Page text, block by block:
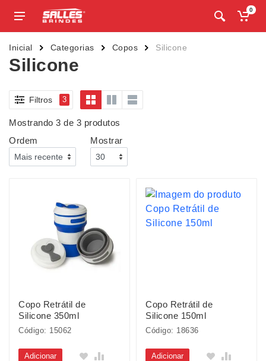
0
Inicial Categorias Copos Silicone
Silicone
Filtros 3
Mostrando 3 de 3 produtos
Ordem
Mostrar
Copo Retrátil de
Silicone 350ml
Código: 15062
Adicionar
Copo Retrátil de
Silicone 150ml
Código: 18636
Adicionar